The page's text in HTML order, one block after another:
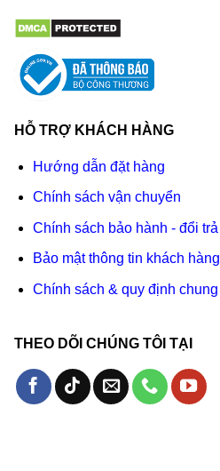
HỖ TRỢ KHÁCH HÀNG
Hướng dẫn đặt hàng
Chính sách vận chuyển
Chính sách bảo hành - đổi trả
Bảo mật thông tin khách hàng
Chính sách & quy định chung
THEO DÕI CHÚNG TÔI TẠI